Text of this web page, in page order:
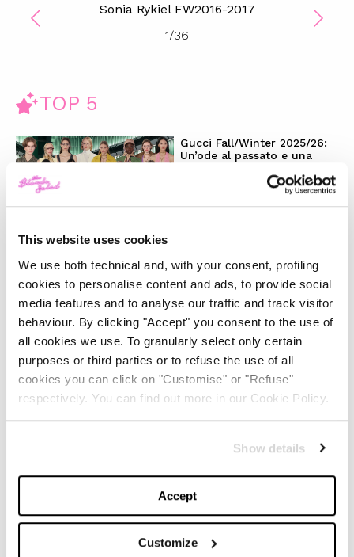
This website uses cookies
We use both technical and, with your consent, profiling
cookies to personalise content and ads, to provide social
media features and to analyse our traffic and track visitor
behaviour. By clicking "Accept" you consent to the use of
all cookies we use. To granularly select only certain
purposes or third parties or to refuse the use of all
cookies you can click on "Customise" or "Refuse"
respectively. You can find out more in our Cookie Policy.
Show details
Accept
Customize
Sonia Rykiel FW2016-2017
1/36
TOP 5
Gucci Fall/Winter 2025/26:
Un’ode al passato e una
-
nostra wishlist per i regali
perfetti
LIFESTYLE-DECEMBER 4, 2024
Il trend ‘Wicked’: moda e
beauty raccontano uno stile
magico
-NOVEMBER 28, 2024
Vuitton accende la magia
del Natale